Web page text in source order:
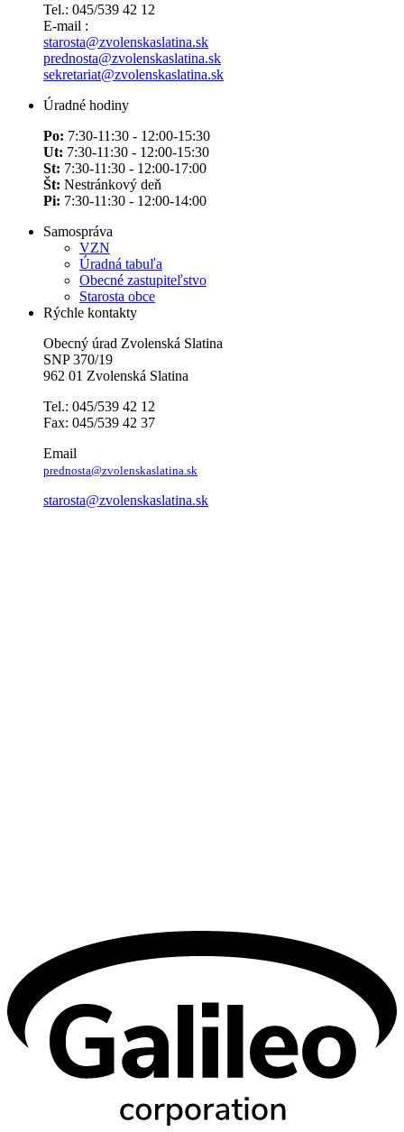
Tel.: 045/539 42 12
E-mail :
starosta@zvolenskaslatina.sk
prednosta@zvolenskaslatina.sk
sekretariat@zvolenskaslatina.sk
Úradné hodiny
Po: 7:30-11:30 - 12:00-15:30
Ut: 7:30-11:30 - 12:00-15:30
St: 7:30-11:30 - 12:00-17:00
Št: Nestránkový deň
Pi: 7:30-11:30 - 12:00-14:00
Samospráva
VZN
Úradná tabuľa
Obecné zastupiteľstvo
Starosta obce
Rýchle kontakty
Obecný úrad Zvolenská Slatina
SNP 370/19
962 01 Zvolenská Slatina
Tel.: 045/539 42 12
Fax: 045/539 42 37
Email
prednosta@zvolenskaslatina.sk
starosta@zvolenskaslatina.sk